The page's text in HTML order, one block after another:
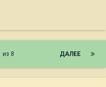
ДАЛЕЕ
из 8